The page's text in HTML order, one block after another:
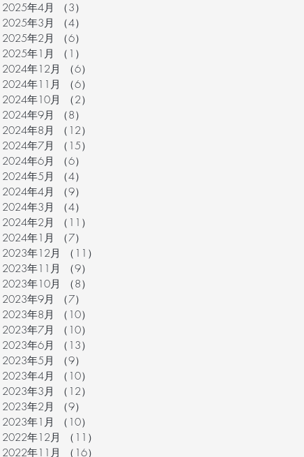
2025年4月
（3）
2025年3月
（4）
2025年2月
（6）
2025年1月
（1）
2024年12月
（6）
2024年11月
（6）
2024年10月
（2）
2024年9月
（8）
2024年8月
（12）
2024年7月
（15）
2024年6月
（6）
2024年5月
（4）
2024年4月
（9）
2024年3月
（4）
2024年2月
（11）
2024年1月
（7）
2023年12月
（11）
2023年11月
（9）
2023年10月
（8）
2023年9月
（7）
2023年8月
（10）
2023年7月
（10）
2023年6月
（13）
2023年5月
（9）
2023年4月
（10）
2023年3月
（12）
2023年2月
（9）
2023年1月
（10）
2022年12月
（11）
2022年11月
（16）